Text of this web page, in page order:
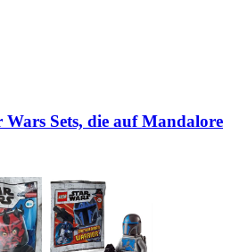
Sets, die auf Mandalore